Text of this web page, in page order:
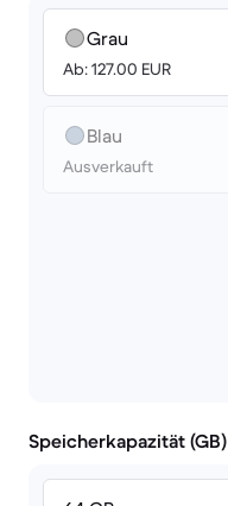
Grau
Ab: 127.00 EUR
Blau
Ausverkauft
Speicherkapazität (GB)